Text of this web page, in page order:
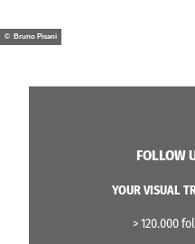
© Bruno Pisani
FOLLOW
YOUR VISUAL
> 120.000